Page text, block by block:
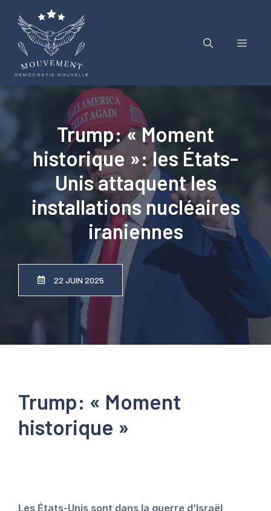
contenu
Menu
Trump: « Moment
historique »: les États-
Unis attaquent les
installations nucléaires
iraniennes
22 JUIN 2025
Trump: « Moment
historique »
Les États-Unis sont dans la guerre d’Israël